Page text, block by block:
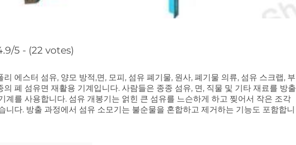
5 - (22 votes)
에스터 섬유, 양모 방적,면, 모피, 섬유 폐기물, 원사, 폐기물 의류, 섬유 스크랩, 부
의 폐 섬유면 재활용 기계입니다. 사람들은 종종 섬유, 면, 직물 및 기타 재료를 방출
계를 사용합니다. 섬유 개봉기는 얽힌 큰 섬유를 느슨하게 하고 찢어서 작은 조각
니다. 방출 과정에서 섬유 소모기는 불순물을 혼합하고 제거하는 기능도 포함합니